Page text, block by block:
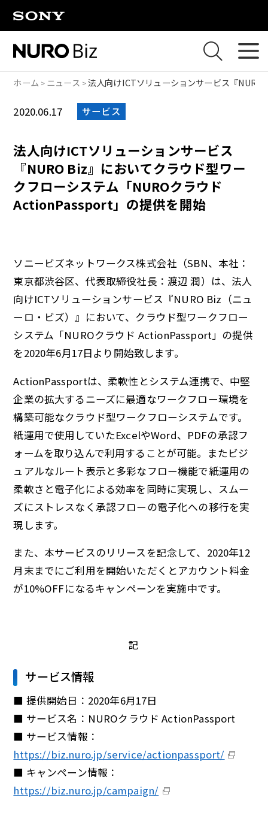
ホーム ニュース 法人向けICTソリューションサービス『
2020.06.17 サービス
法人向けICTソリューションサービス
『NURO Biz』においてクラウド型ワー
クフローシステム「NUROクラウド
ActionPassport」の提供を開始
ソニービズネットワークス株式会社（SBN、本社：
東京都渋谷区、代表取締役社長：渡辺 潤）は、法人
向けICTソリューションサービス『NURO Biz（ニュ
ーロ・ビズ）』において、クラウド型ワークフロー
システム「NUROクラウド ActionPassport」の提供
を2020年6月17日より開始致します。
ActionPassportは、柔軟性とシステム連携で、中堅
企業の拡大するニーズに最適なワークフロー環境を
構築可能なクラウド型ワークフローシステムです。
紙運用で使用していたExcelやWord、PDFの承認フ
ォームを取り込んで利用することが可能。またビジ
ュアルなルート表示と多彩なフロー機能で紙運用の
柔軟さと電子化による効率を同時に実現し、スムー
ズにストレスなく承認フローの電子化への移行を実
現します。
また、本サービスのリリースを記念して、2020年12
月末までにご利用を開始いただくとアカウント料金
が10%OFFになるキャンペーンを実施中です。
記
サービス情報
■ 提供開始日：2020年6月17日
■ サービス名：NUROクラウド ActionPassport
■ サービス情報：
https://biz.nuro.jp/service/actionpassport/
■ キャンペーン情報：
https://biz.nuro.jp/campaign/